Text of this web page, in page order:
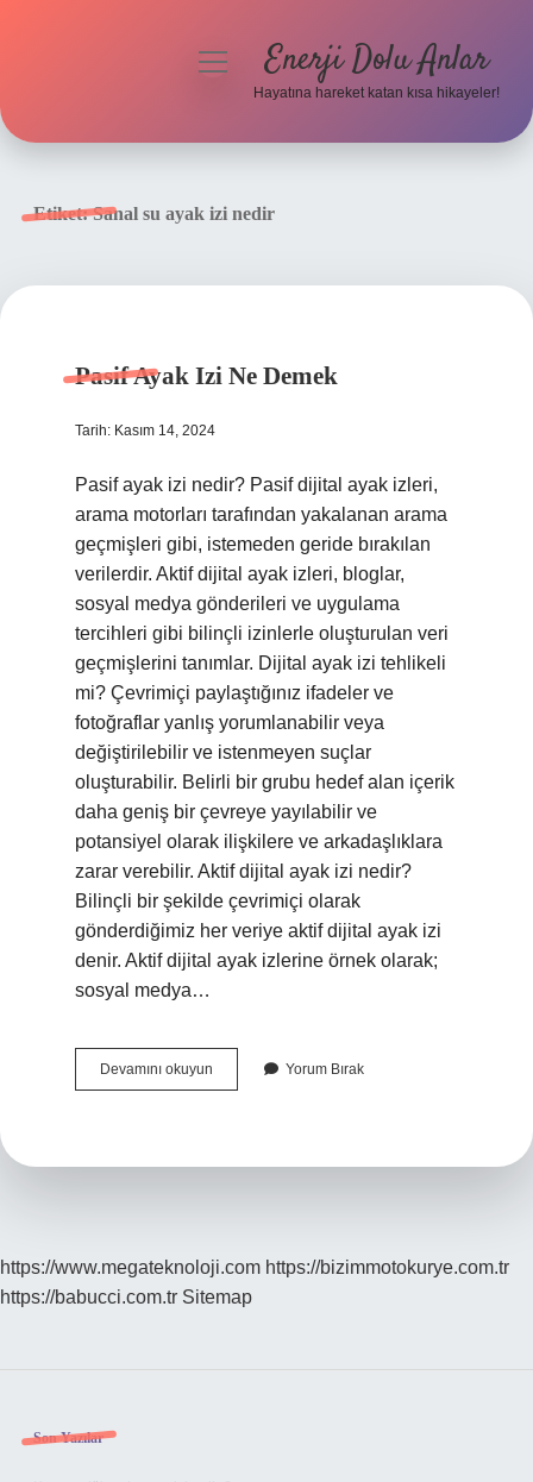
menüyüEnerji Dolu Anlar
Hayatına hareket katan kısa hikayeler!
Etiket:Sanal su ayak izi nedir
Pasif Ayak Izi Ne Demek
Tarih: Kasım 14, 2024
Pasif ayak izi nedir? Pasif dijital ayak izleri,
arama motorları tarafından yakalanan arama
geçmişleri gibi, istemeden geride bırakılan
verilerdir. Aktif dijital ayak izleri, bloglar,
sosyal medya gönderileri ve uygulama
tercihleri ​​gibi bilinçli izinlerle oluşturulan veri
geçmişlerini tanımlar. Dijital ayak izi tehlikeli
mi? Çevrimiçi paylaştığınız ifadeler ve
fotoğraflar yanlış yorumlanabilir veya
değiştirilebilir ve istenmeyen suçlar
oluşturabilir. Belirli bir grubu hedef alan içerik
daha geniş bir çevreye yayılabilir ve
potansiyel olarak ilişkilere ve arkadaşlıklara
zarar verebilir. Aktif dijital ayak izi nedir?
Bilinçli bir şekilde çevrimiçi olarak
gönderdiğimiz her veriye aktif dijital ayak izi
denir. Aktif dijital ayak izlerine örnek olarak;
sosyal medya…
Devamını okuyun
Ayak
Yorum Bırak
https://www.megateknoloji.com https://bizimmotokurye.com.tr
https://babucci.com.tr Sitemap
Sidebar
Son Yazılar